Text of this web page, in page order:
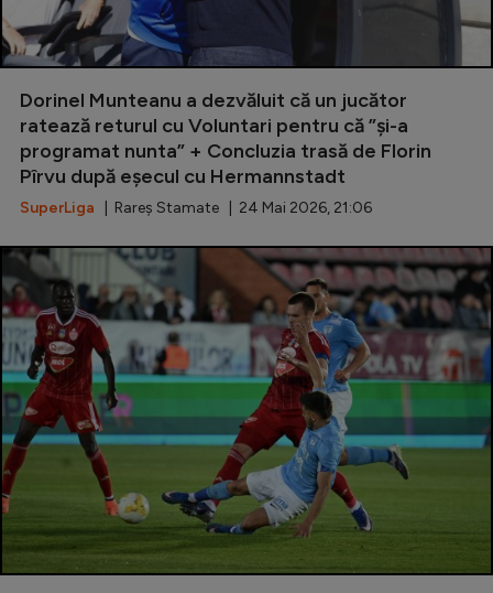
Dorinel Munteanu a dezvăluit că un jucător
ratează returul cu Voluntari pentru că ”și-a
programat nunta” + Concluzia trasă de Florin
Pîrvu după eșecul cu Hermannstadt
SuperLiga | Rareș Stamate | 24 Mai 2026, 21:06